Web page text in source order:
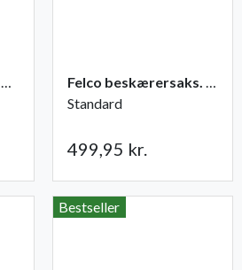
Handske MaxiFlex - Ultimate
Felco beskærersaks. nr. 2
Standard
499,95 kr.
Bestseller